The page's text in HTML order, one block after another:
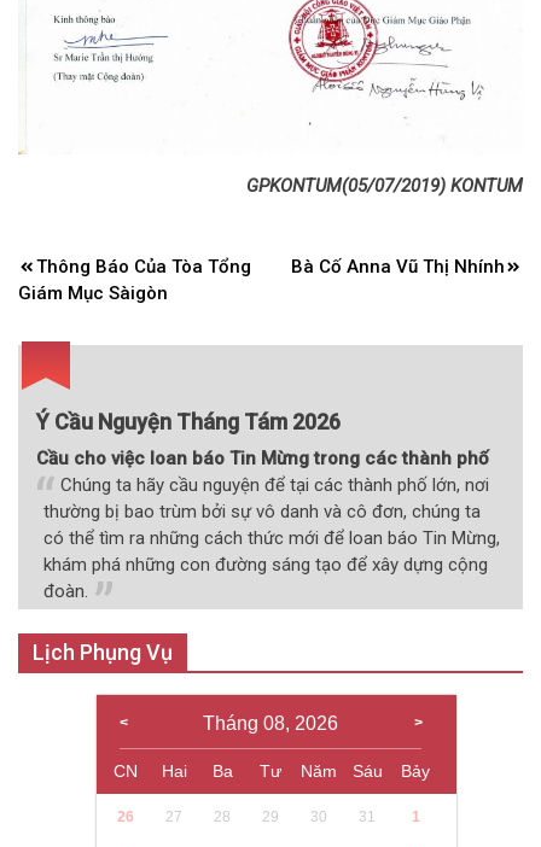
GPKONTUM(05/07/2019) KONTUM
Điều
hướng
viết
Thông Báo Của Tòa Tổng
Giám Mục Sàigòn
Bà Cố Anna Vũ Thị Nhính
Ý Cầu Nguyện Tháng Tám 2026
Cầu cho việc loan báo Tin Mừng trong các thành phố
Chúng ta hãy cầu nguyện để tại các thành phố lớn, nơi
thường bị bao trùm bởi sự vô danh và cô đơn, chúng ta
có thể tìm ra những cách thức mới để loan báo Tin Mừng,
khám phá những con đường sáng tạo để xây dựng cộng
đoàn.
Lịch Phụng Vụ
Tháng 08, 2026
CN Hai Ba Tư Năm Sáu Bảy
26 27 28 29 30 31 1